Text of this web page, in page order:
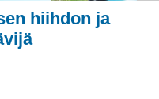
hiihdon ja